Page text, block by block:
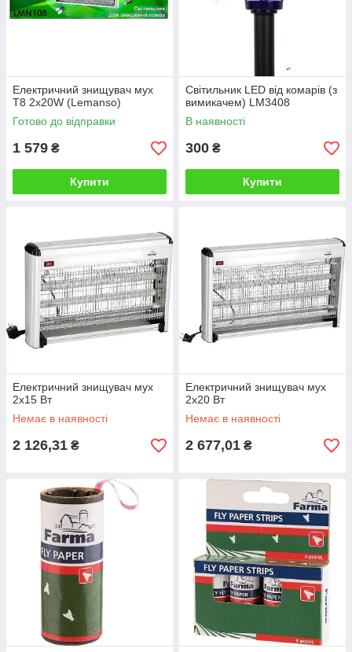
Електричний знищувач мух
T8 2x20W (Lemanso)
Готово до відправки
1 579 ₴
Купити
Світильник LED від комарів (з
вимикачем) LM3408
В наявності
300 ₴
Купити
Електричний знищувач мух
2x15 Вт
Немає в наявності
2 126,31 ₴
Електричний знищувач мух
2x20 Вт
Немає в наявності
2 677,01 ₴